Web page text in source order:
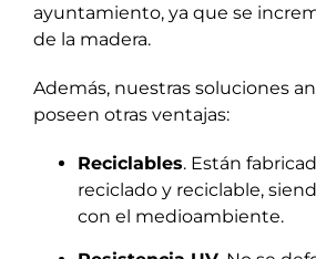
ayuntamiento, ya que se
de la madera.
Además, nuestras soluciones
poseen otras ventajas:
Reciclables. Están
reciclado y reciclable,
con el medioambiente.